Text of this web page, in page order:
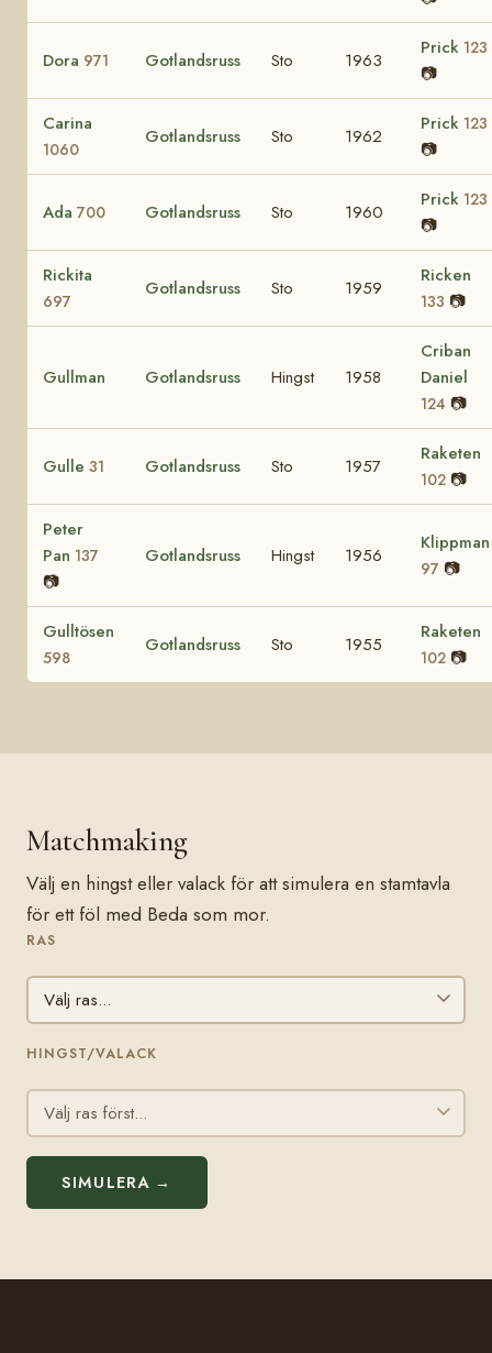
Dora 971 Gotlandsruss Sto 1963
Prick 123
📷
Carina
1060
Gotlandsruss Sto 1962
Prick 123
📷
Ada 700 Gotlandsruss Sto 1960
Prick 123
📷
Rickita
697
Gotlandsruss Sto 1959
Ricken
133 📷
Gullman Gotlandsruss Hingst 1958
Criban
Daniel
124 📷
Gulle 31 Gotlandsruss Sto 1957
Raketen
102 📷
Peter
Pan 137
📷
Gotlandsruss Hingst 1956
Klippman
97 📷
Gulltösen
598
Gotlandsruss Sto 1955
Raketen
102 📷
Matchmaking
Välj en hingst eller valack för att simulera en stamtavla
för ett föl med Beda som mor.
RAS
HINGST/VALACK
SIMULERA →